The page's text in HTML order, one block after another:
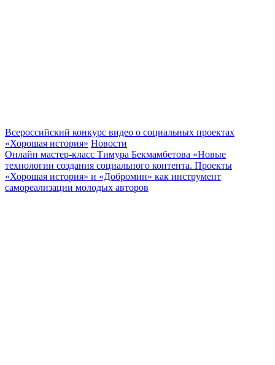
Всероссийский конкурс видео о социальных проектах
«Хорошая история» Новости
Онлайн мастер-класс Тимура Бекмамбетова «Новые
технологии создания социального контента. Проекты
«Хорошая история» и «Добромин» как инструмент
самореализации молодых авторов